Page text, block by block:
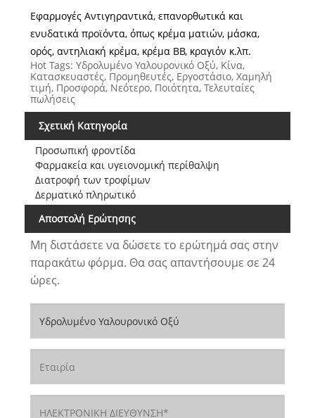
Εφαρμογές Αντιγηραντικά, επανορθωτικά και
ενυδατικά προϊόντα, όπως κρέμα ματιών, μάσκα,
ορός, αντηλιακή κρέμα, κρέμα BB, κραγιόν κ.λπ.
Hot Tags: Υδρολυμένο Υαλουρονικό Οξύ, Κίνα,
Κατασκευαστές, Προμηθευτές, Εργοστάσιο, Χαμηλή
τιμή, Προσφορά, Νεότερο, Ποιότητα, Τελευταίες
πωλήσεις
Σχετική Κατηγορία
Προσωπική φροντίδα
Φαρμακεία και υγειονομική περίθαλψη
Διατροφή των τροφίμων
Δερματικό πληρωτικό
Αποστολή Ερώτησης
Μη διστάσετε να δώσετε το ερώτημά σας στην
παρακάτω φόρμα. Θα σας απαντήσουμε σε 24
ώρες.